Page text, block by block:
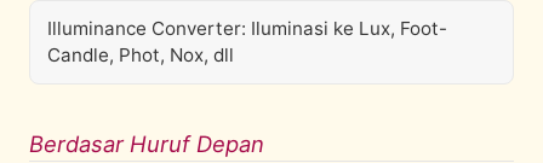
Illuminance Converter: Iluminasi ke Lux, Foot-
Candle, Phot, Nox, dll
Berdasar Huruf Depan